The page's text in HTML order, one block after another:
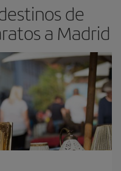
de
a Madrid